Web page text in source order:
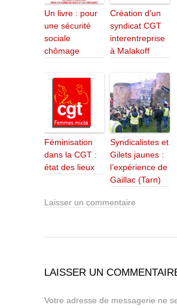
Un livre : pour
une sécurité
sociale
chômage
Création d’un
syndicat CGT
interentreprise
à Malakoff
Féminisation
dans la CGT :
état des lieux
Syndicalistes et
Gilets jaunes :
l’expérience de
Gaillac (Tarn)
Laisser un commentaire
LAISSER UN
Votre adresse de messagerie ne